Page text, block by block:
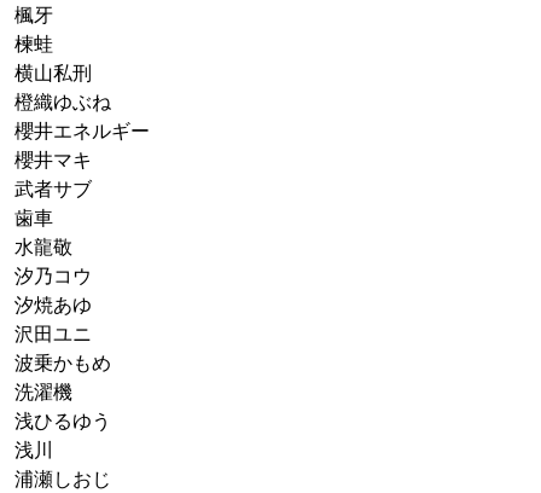
楓牙
楝蛙
横山私刑
橙織ゆぶね
櫻井エネルギー
櫻井マキ
武者サブ
歯車
水龍敬
汐乃コウ
汐焼あゆ
沢田ユニ
波乗かもめ
洗濯機
浅ひるゆう
浅川
浦瀬しおじ